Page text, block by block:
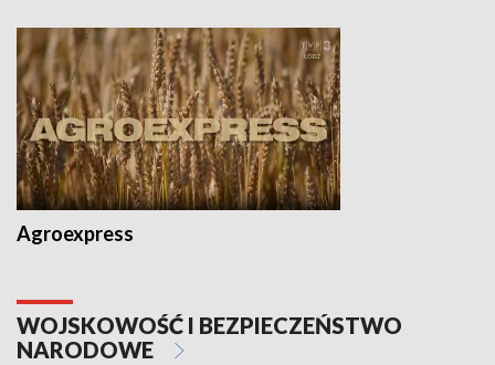
Agroexpress
WOJSKOWOŚĆ I BEZPIECZEŃSTWO
NARODOWE